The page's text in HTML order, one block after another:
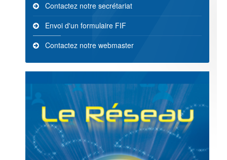
Contactez notre secrétariat
Envoi d'un formulaire FIF
Contactez notre webmaster